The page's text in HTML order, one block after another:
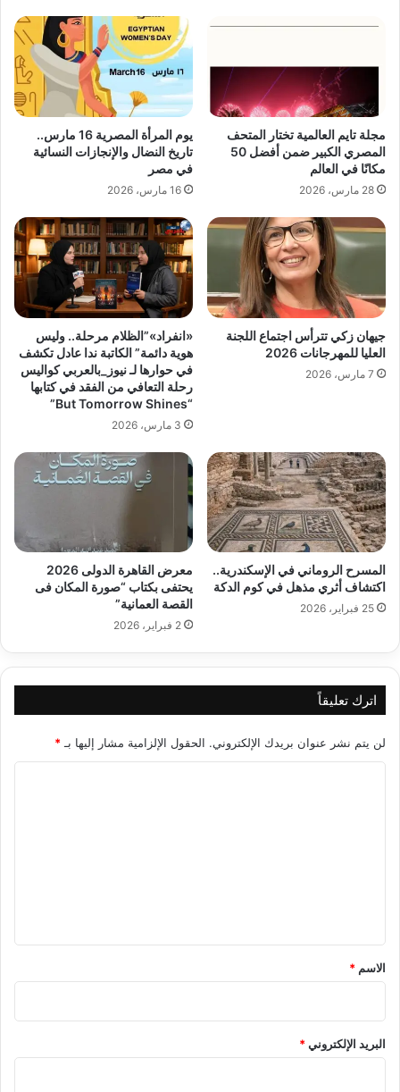
مجلة تايم العالمية تختار المتحف
المصري الكبير ضمن أفضل 50
مكانًا في العالم
28 مارس، 2026
يوم المرأة المصرية 16 مارس..
تاريخ النضال والإنجازات النسائية
في مصر
16 مارس، 2026
جيهان زكي تترأس اجتماع اللجنة
العليا للمهرجانات 2026
7 مارس، 2026
«انفراد»”الظلام مرحلة.. وليس
هوية دائمة” الكاتبة ندا عادل تكشف
في حوارها لـ نيوز_بالعربي كواليس
رحلة التعافي من الفقد في كتابها
“But Tomorrow Shines”
3 مارس، 2026
المسرح الروماني في الإسكندرية..
اكتشاف أثري مذهل في كوم الدكة
25 فبراير، 2026
معرض القاهرة الدولى 2026
يحتفى بكتاب “صورة المكان فى
القصة العمانية”
2 فبراير، 2026
اترك تعليقاً
لن يتم نشر عنوان بريدك الإلكتروني. الحقول الإلزامية مشار إليها بـ*
*
الاسم *
البريد الإلكتروني*